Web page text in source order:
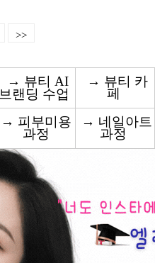
>>
→ 뷰티 AI
브랜딩 수업
→ 뷰티 카
페
→ 피부미용
과정
→ 네일아트
과정